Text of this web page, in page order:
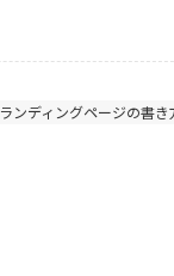
ランディングページの書